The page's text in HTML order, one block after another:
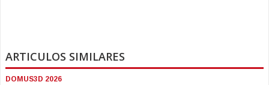
ARTICULOS SIMILARES
DOMUS3D 2026